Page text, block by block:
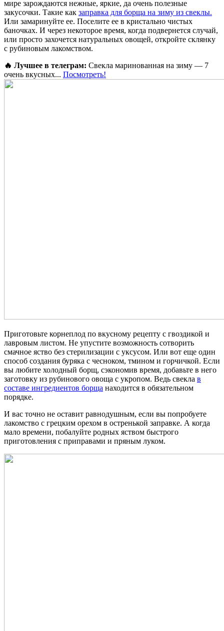
мире зарождаются нежные, яркие, да очень полезные
закусочки. Такие как заправка для борща на зиму из свеклы.
Или замаринуйте ее. Поселите ее в кристально чистых
баночках. И через некоторое время, когда подвернется случай,
или просто захочется натуральных овощей, откройте склянку
с рубиновым лакомством.
🔥 Лучшее в телеграм: Свекла маринованная на зиму — 7
очень вкусных... Посмотреть!
Приготовьте корнеплод по вкусному рецепту с гвоздикой и
лавровым листом. Не упустите возможность сотворить
смачное яство без стерилизации с уксусом. Или вот еще один
способ создания буряка с чесноком, тмином и горчичкой. Если
вы любите холодный борщ, сэкономив время, добавьте в него
заготовку из рубинового овоща с укропом. Ведь свекла в
составе ингредиентов борща находится в обязательном
порядке.
И вас точно не оставит равнодушным, если вы попробуете
лакомство с грецким орехом в остренькой заправке. А когда
мало времени, побалуйте родных яством быстрого
приготовления с приправами и пряным луком.